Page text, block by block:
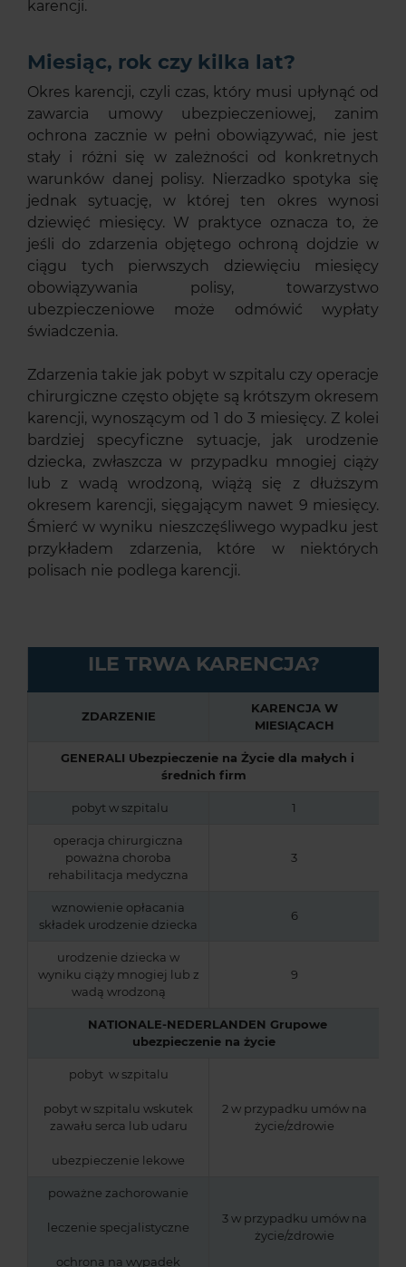
karencji.
Miesiąc, rok czy kilka lat?
Okres karencji, czyli czas, który musi upłynąć od
zawarcia umowy ubezpieczeniowej, zanim
ochrona zacznie w pełni obowiązywać, nie jest
stały i różni się w zależności od konkretnych
warunków danej polisy. Nierzadko spotyka się
jednak sytuację, w której ten okres wynosi
dziewięć miesięcy. W praktyce oznacza to, że
jeśli do zdarzenia objętego ochroną dojdzie w
ciągu tych pierwszych dziewięciu miesięcy
obowiązywania polisy, towarzystwo
ubezpieczeniowe może odmówić wypłaty
świadczenia.
Zdarzenia takie jak pobyt w szpitalu czy operacje
chirurgiczne często objęte są krótszym okresem
karencji, wynoszącym od 1 do 3 miesięcy. Z kolei
bardziej specyficzne sytuacje, jak urodzenie
dziecka, zwłaszcza w przypadku mnogiej ciąży
lub z wadą wrodzoną, wiążą się z dłuższym
okresem karencji, sięgającym nawet 9 miesięcy.
Śmierć w wyniku nieszczęśliwego wypadku jest
przykładem zdarzenia, które w niektórych
polisach nie podlega karencji.
ILE TRWA KARENCJA?
ZDARZENIE
KARENCJA W
MIESIĄCACH
GENERALI Ubezpieczenie na Życie dla małych i
średnich firm
pobyt w szpitalu 1
operacja chirurgiczna
poważna choroba
rehabilitacja medyczna
3
wznowienie opłacania
składek urodzenie dziecka
6
urodzenie dziecka w
wyniku ciąży mnogiej lub z
wadą wrodzoną
9
NATIONALE-NEDERLANDEN Grupowe
ubezpieczenie na życie
pobyt w szpitalu
pobyt w szpitalu wskutek
zawału serca lub udaru
ubezpieczenie lekowe
2 w przypadku umów na
życie/zdrowie
poważne zachorowanie
leczenie specjalistyczne
ochrona na wypadek
3 w przypadku umów na
życie/zdrowie